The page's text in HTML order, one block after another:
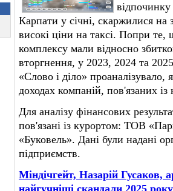
відпочинку
Карпати у січні, скаржилися на
високі ціни на таксі. Попри те,
комплексу мали відносно
вторгнення, у 2023, 2024 та
«Слово і діло»
доходах компаній, пов'язаних
Для аналізу фінансових
пов'язані із курортом: ТОВ
«Буковель». Дані були надані
підприємств.
Міндічгейт, Назарій Гусаков,
найгучніші скандали 2025 року